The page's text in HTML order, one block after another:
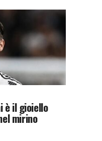
è il gioiello
mirino